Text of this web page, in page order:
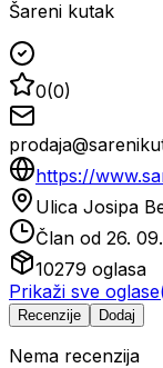
Šareni kutak
0(0)
https://
Ulica Josipa
Član od 26.
10279 oglasa
Prikaži sve oglase
Recenzije Dodaj
Nema recenzija